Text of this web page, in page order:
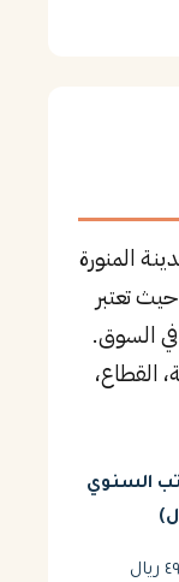
المنورة
تعتبر
السوق.
القطاع،
السنوي